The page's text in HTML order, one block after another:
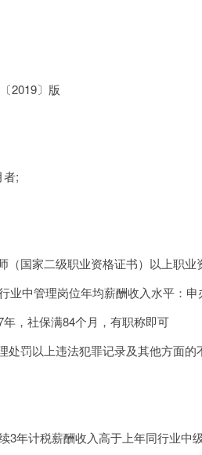
2019〕版
者;
国家二级职业资格证书）以上职业
中管理岗位年均薪酬收入水平：申
，社保满84个月，有职称即可
罚以上违法犯罪记录及其他方面的
年计税薪酬收入高于上年同行业